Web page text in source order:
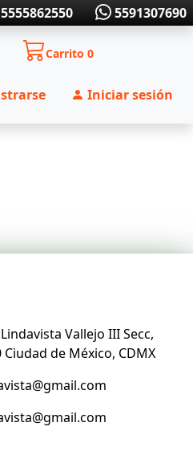
5555862550 5591307690
Carrito0
Iniciar sesión
Vallejo III Secc,
de México, CDMX